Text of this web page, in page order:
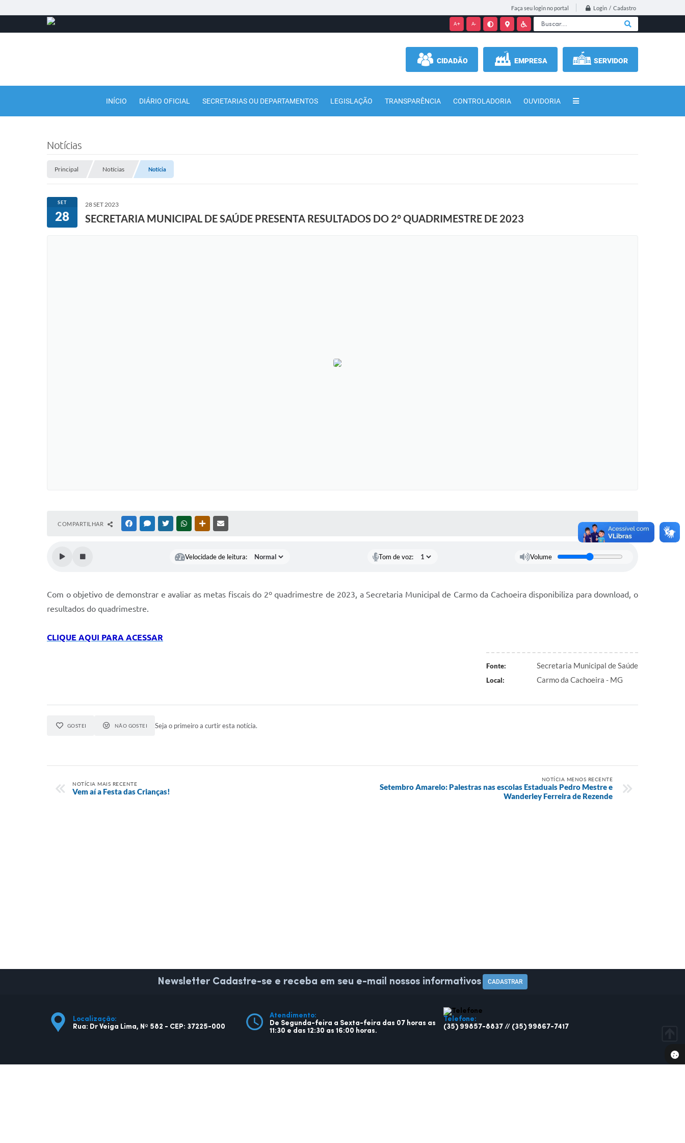
Faça seu login no portal Login / Cadastro
A+ A-
CIDADÃO EMPRESA SERVIDOR
INÍCIO DIÁRIO OFICIAL SECRETARIAS OU DEPARTAMENTOS LEGISLAÇÃO TRANSPARÊNCIA CONTROLADORIA OUVIDORIA
Notícias
Principal Notícias Notícia
SET
28
28 SET 2023
SECRETARIA MUNICIPAL DE SAÚDE PRESENTA RESULTADOS DO 2° QUADRIMESTRE DE 2023
COMPARTILHAR FACEBOOKMESSENGER
TWITTERWHATSAPPOUTRAS MÍDIAS
Velocidade de leitura: Tom de voz: Volume
Com o objetivo de demonstrar e avaliar as metas fiscais do 2º quadrimestre de 2023, a Secretaria Municipal de Carmo da Cachoeira disponibiliza para download, o
resultados do quadrimestre.
CLIQUE AQUI PARA ACESSAR
Fonte: Secretaria Municipal de Saúde
Local: Carmo da Cachoeira - MG
GOSTEI NÃO GOSTEI Seja o primeiro a curtir esta notícia.
NOTÍCIA MAIS RECENTE
Vem aí a Festa das Crianças!
NOTÍCIA MENOS RECENTE
Setembro Amarelo: Palestras nas escolas Estaduais Pedro Mestre e
Wanderley Ferreira de Rezende
Newsletter Cadastre-se e receba em seu e-mail nossos informativos CADASTRAR
Localização:
Rua: Dr Veiga Lima, Nº 582 - CEP: 37225-000
Atendimento:
De Segunda-feira a Sexta-feira das 07 horas as
11:30 e das 12:30 as 16:00 horas.
Telefone:
(35) 99857-8837 // (35) 99867-7417